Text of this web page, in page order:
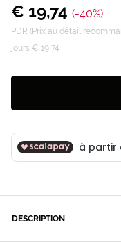
€ 19,74 (-40%)
PDR (Prix au détail
jours € 19,74
DESCRIPTION